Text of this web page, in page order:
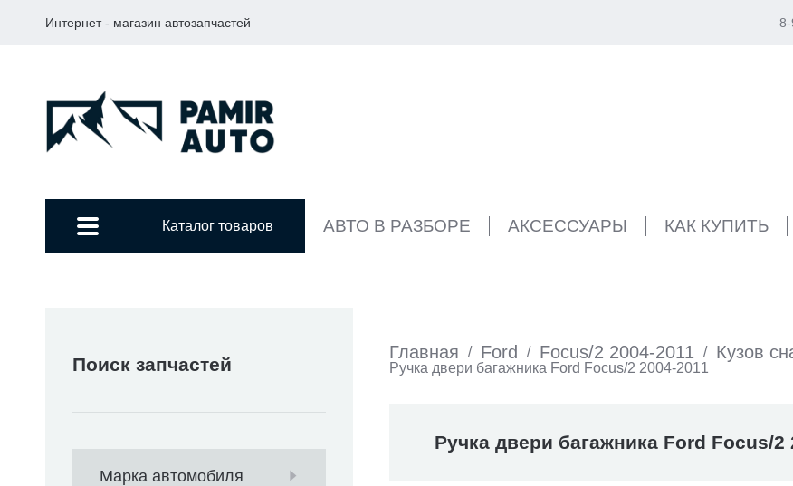
Интернет - магазин автозапчастей 8-
Каталог товаров АВТО В РАЗБОРЕ АКСЕССУАРЫ КАК КУПИТЬ
Поиск запчастей
Марка автомобиля
Главная / Ford / Focus/2 2004-2011 / Кузов
Ручка двери багажника Ford Focus/2 2004-2011
Ручка двери багажника Ford Focus/2